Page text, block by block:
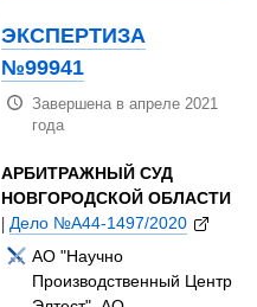
ЭКСПЕРТИЗА
№99941
Завершена в апреле 2021
года
АРБИТРАЖНЫЙ СУД
НОВГОРОДСКОЙ ОБЛАСТИ
|Дело №А44-1497/2020
АО "Научно
Производственный Центр